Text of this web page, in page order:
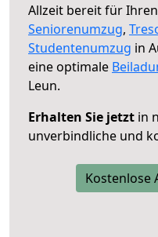
Allzeit bereit für Ihren
Seniorenumzug,
Studentenumzug in
eine optimale
Leun.
Erhalten Sie jetzt in
unverbindliche und
Kostenlose